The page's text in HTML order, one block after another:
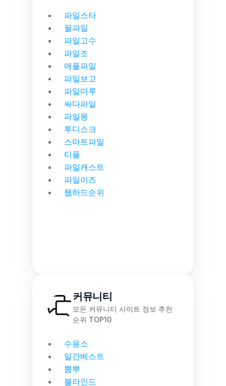
파일스타
꿀파일
파일고수
파일조
애플파일
파일보고
파일마루
싸다파일
파일몽
투디스크
스마트파일
티플
파일캐스트
파일이즈
웹하드순위
커뮤니티
모든 커뮤니티 사이트 정보 추천
순위 TOP10
수용소
일간베스트
뿜뿌
블라인드